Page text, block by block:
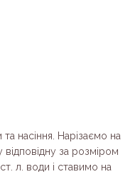
насіння. Нарізаємо на
за розміром
л. води і ставимо на